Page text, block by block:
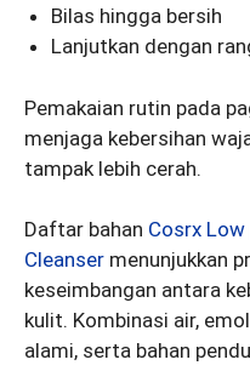
Bilas hingga bersih
Lanjutkan dengan
Pemakaian rutin pada
menjaga kebersihan
tampak lebih cerah.
Daftar bahan Cosrx Low
Cleanser menunjukkan
keseimbangan antara
kulit. Kombinasi air,
alami, serta bahan